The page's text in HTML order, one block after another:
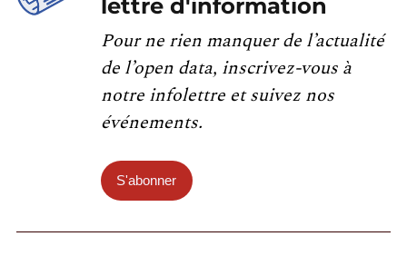
lettre d'information
Pour ne rien manquer de l’actualité
de l’open data, inscrivez-vous à
notre infolettre et suivez nos
événements.
S'abonner